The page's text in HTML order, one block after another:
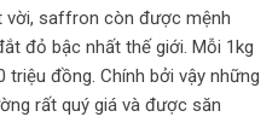
vời, saffron còn được mệnh
đỏ bậc nhất thế giới. Mỗi 1kg
đồng. Chính bởi vậy những
rất quý giá và được săn